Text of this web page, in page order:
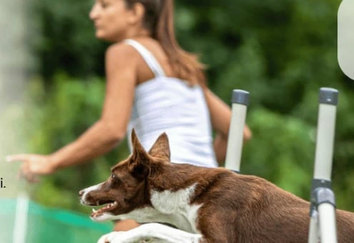
HLEDAT
Doporučujeme